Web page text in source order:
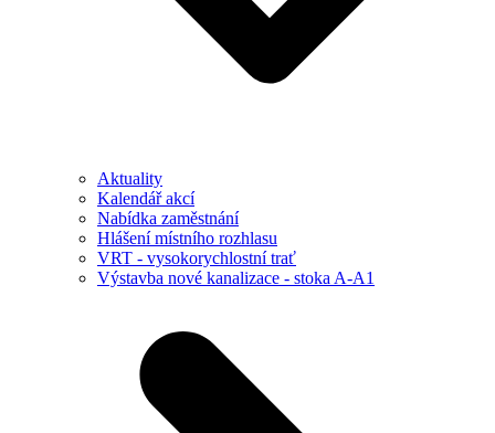
Aktuality
Kalendář akcí
Nabídka zaměstnání
Hlášení místního rozhlasu
VRT - vysokorychlostní trať
Výstavba nové kanalizace - stoka A-A1